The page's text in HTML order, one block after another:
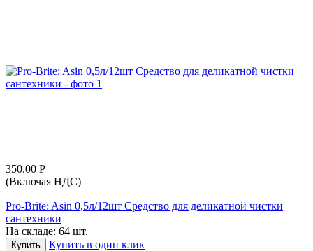
350.00 Р
(Включая НДС)
Pro-Brite: Asin 0,5л/12шт Средство для деликатной чистки
сантехники
На складе: 64 шт.
Купить Купить в один клик